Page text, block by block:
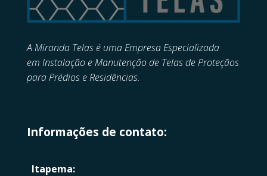
A Miranda Telas é uma Empresa Especializada
em Instalação e Manutenção de Telas de Proteçãos
para Prédios e Residências.
Informações de contato:
Itapema: